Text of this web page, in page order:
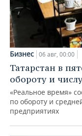
Бизнес 06 авг, 00:00
Татарстан в
обороту и
«Реальное время»
по обороту и
предприятиях